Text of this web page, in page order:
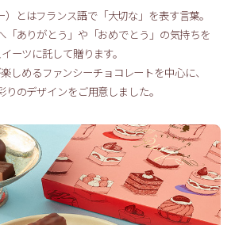
とはフランス語で「大切な」を表す言葉。
「ありがとう」や「おめでとう」の気持ちを
ーツに託して贈ります。
しめるファンシーチョコレートを中心に、
りのデザインをご用意しました。